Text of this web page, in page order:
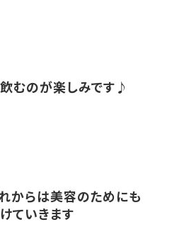
むのが楽しみです♪
からは美容のためにも
ていきます